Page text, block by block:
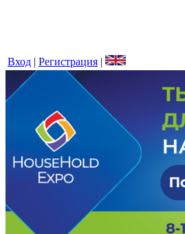
Вход | Регистрация |